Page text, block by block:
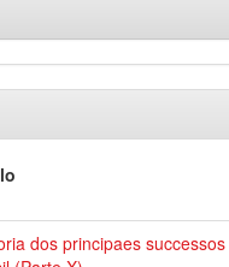
dos principaes